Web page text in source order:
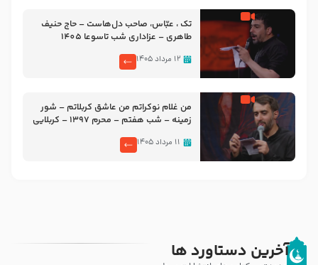
تک ، عبّاس، صاحب دل‌هاست – حاج حنیف
طاهری – عزاداری شب تاسوعا 1405
۱۲ مرداد ۱۴۰۵
من غلام نوکراتم من عاشق کربلاتم – شور
زمینه – شب هفتم – محرم 1397 – کربلایی
۱۱ مرداد ۱۴۰۵
آخرین دستاورد ها